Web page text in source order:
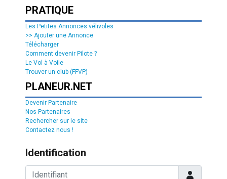
PRATIQUE
Les Petites Annonces vélivoles
>> Ajouter une Annonce
Télécharger
Comment devenir Pilote ?
Le Vol à Voile
Trouver un club (FFVP)
PLANEUR.NET
Devenir Partenaire
Nos Partenaires
Rechercher sur le site
Contactez nous !
Identification
Identifiant